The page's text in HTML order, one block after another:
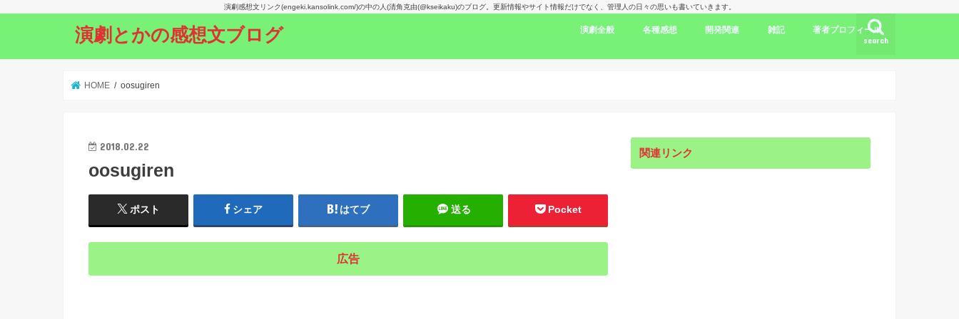
演劇感想文リンク(engeki.kansolink.com/)の中の人(清角克由(@kseikaku)のブログ。更新情報やサイト情報だけでなく、管理人の日々の思いも書いていきます。
演劇とかの感想文ブログ search
演劇全般
演劇感想文リンク
舞台で見た人のドラマ出演情報
楽しみな舞台！
演劇賞
各種感想
劇評 海外劇評
書評 KDP
映画評
旅行記
開発関連
開発言語
iPhone/Mac
WordPress
Ubuntu
集合知/人工知能
雑記
日本
アメリカ
韓国
中国
著者プロフィール
HOME oosugiren
2018.02.22
oosugiren
ポスト シェア はてブ 送る Pocket
広告
関連リンク